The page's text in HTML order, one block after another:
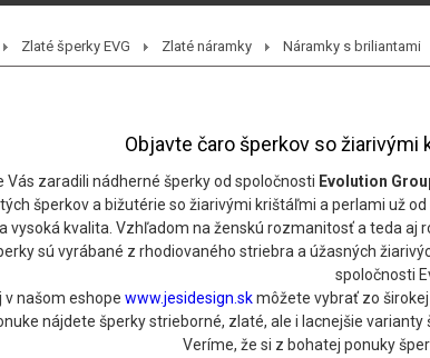
Zlaté šperky EVG Zlaté náramky Náramky s briliantami
Objavte čaro šperkov so
Vás zaradili nádherné šperky od spoločnosti Evolution
šperkov a bižutérie so žiarivými krištáľmi a perlami už
vysoká kvalita. Vzhľadom na ženskú rozmanitosť a teda
sú vyrábané z rhodiovaného striebra a úžasných
spoločnosti
v našom eshope www.jesidesign.skmôžete vybrať zo
nájdete šperky strieborné, zlaté, ale i lacnejšie
Veríme, že si z bohatej ponuky